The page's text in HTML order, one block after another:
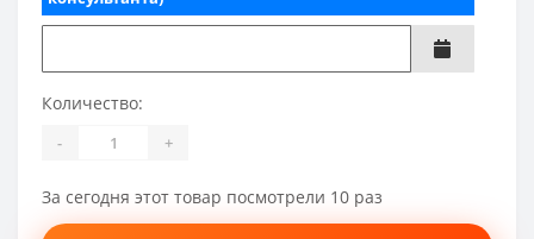
Количество:
- +
За сегодня этот товар посмотрели 10 раз